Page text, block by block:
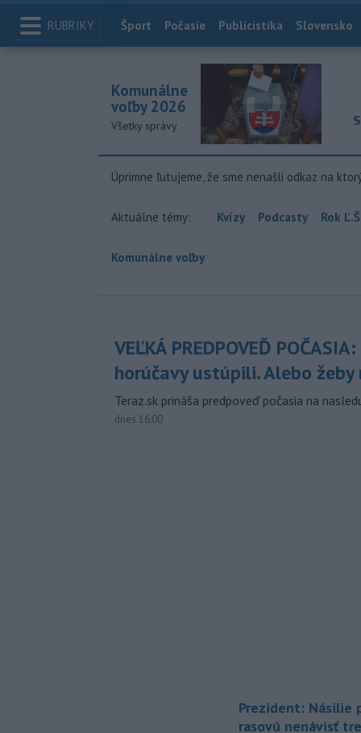
RUBRIKY Index
Šport Počasie Publicistika Slovensko
Komunálne
voľby 2026
Všetky správy
Úprimne ľutujeme, že sme nenašli odkaz na
Aktuálne témy: Kvízy Podcasty Rok
Komunálne voľby
VEĽKÁ PREDPOVEĎ
horúčavy ustúpili. Alebo žeby
Teraz.sk prináša predpoveď počasia na
dnes 16:00
Prezident: Násilie
rasovú nenávisť